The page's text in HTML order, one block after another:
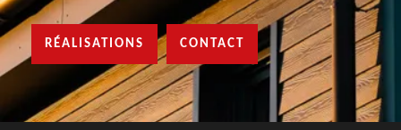
RÉALISATIONS CONTACT